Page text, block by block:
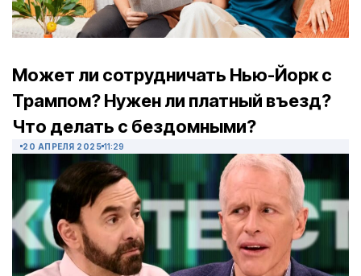
Может ли сотрудничать Нью-Йорк с
Трампом? Нужен ли платный въезд?
Что делать с бездомными?
20 АПРЕЛЯ 2025 11:29